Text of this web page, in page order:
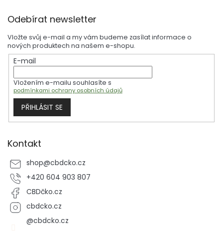
Odebírat newsletter
Vložte svůj e-mail a my vám budeme zasílat informace o
nových produktech na našem e-shopu.
E-mail
Vložením e-mailu souhlasíte s
podmínkami ochrany osobních údajů
PŘIHLÁSIT SE
Kontakt
shop@cbdcko.cz
+420 604 903 807
CBDčko.cz
cbdcko.cz
@cbdcko.cz